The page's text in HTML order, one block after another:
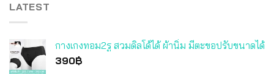
LATEST
กางเกงทอม2รู สวมดิลโด้ได้ ผ้านิ่ม มีตะขอปรับขนาดได้
390฿